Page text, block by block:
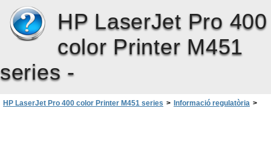
HP LaserJet Pro 400
color Printer M451
series -
HP LaserJet Pro 400 color Printer M451 series > Informació regulatòria >